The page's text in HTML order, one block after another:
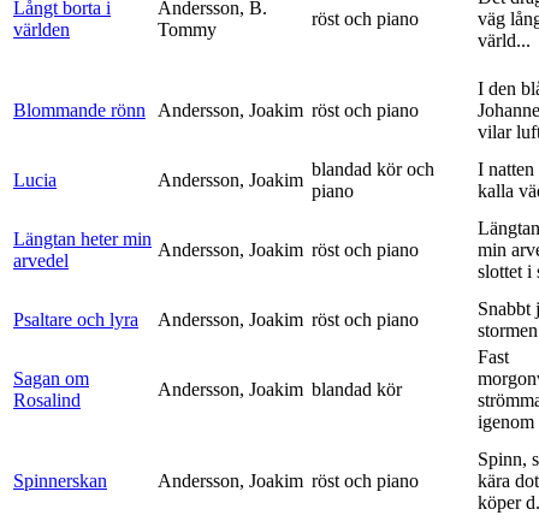
Långt borta i
världen
Andersson, B.
Tommy
röst och piano
väg
värld...
Blommande rönn Andersson, Joakim röst och piano
I den
vilar
Lucia Andersson, Joakim
blandad kör och
piano
I natten
kalla
Längtan heter min
arvedel
Andersson, Joakim röst och piano
min
slottet i
Psaltare och lyra Andersson, Joakim röst och piano
Snabbt
Sagan om
Rosalind
Andersson, Joakim blandad kör
Fast
igenom
Spinnerskan Andersson, Joakim röst och piano
Spinn,
kära
köper